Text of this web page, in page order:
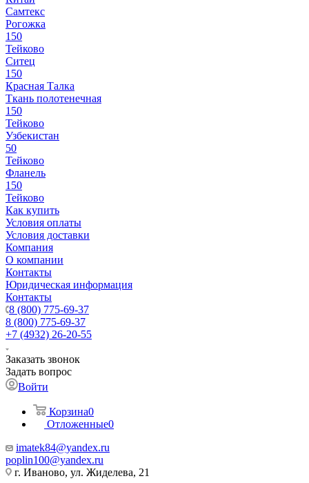
Самтекс
Рогожка
150
Тейково
Ситец
150
Красная Талка
Ткань полотенечная
150
Тейково
Узбекистан
50
Тейково
Фланель
150
Тейково
Как купить
Условия оплаты
Условия доставки
Компания
О компании
Контакты
Юридическая информация
Контакты
8 (800) 775-69-37
8 (800) 775-69-37
+7 (4932) 26-20-55
Заказать звонок
Задать вопрос
Войти
Корзина0
Отложенные0
imatek84@yandex.ru
poplin100@yandex.ru
г. Иваново, ул. Жиделева, 21